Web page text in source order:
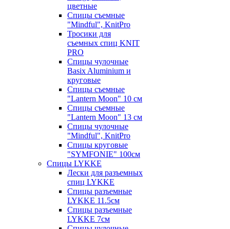
цветные
Спицы съемные
"Mindful", KnitPro
Тросики для
съемных спиц KNIT
PRO
Спицы чулочные
Basix Aluminium и
круговые
Спицы съемные
"Lantern Moon" 10 см
Спицы съемные
"Lantern Moon" 13 см
Спицы чулочные
"Mindful", KnitPro
Спицы круговые
"SYMFONIE" 100см
Спицы LYKKE
Лески для разъемных
спиц LYKKE
Спицы разъемные
LYKKE 11.5см
Спицы разъемные
LYKKE 7см